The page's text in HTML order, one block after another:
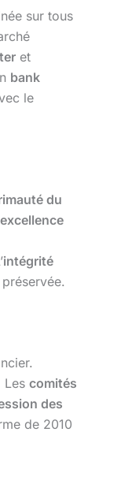
sur tous
et
bank
le
du
excellence
intégrité
Les comités
des
de 2010